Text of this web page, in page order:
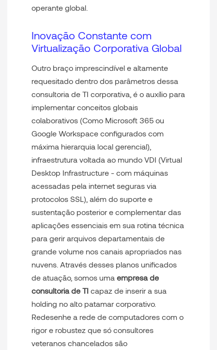
operante global.
Inovação Constante com
Virtualização Corporativa Global
Outro braço imprescindível e altamente
requesitado dentro dos parâmetros dessa
consultoria de TI corporativa, é o auxílio para
implementar conceitos globais
colaborativos (Como Microsoft 365 ou
Google Workspace configurados com
máxima hierarquia local gerencial),
infraestrutura voltada ao mundo VDI (Virtual
Desktop Infrastructure - com máquinas
acessadas pela internet seguras via
protocolos SSL), além do suporte e
sustentação posterior e complementar das
aplicações essenciais em sua rotina técnica
para gerir arquivos departamentais de
grande volume nos canais apropriados nas
nuvens. Através desses planos unificados
de atuação, somos uma empresa de
consultoria de TI capaz de inserir a sua
holding no alto patamar corporativo.
Redesenhe a rede de computadores com o
rigor e robustez que só consultores
veteranos chancelados são